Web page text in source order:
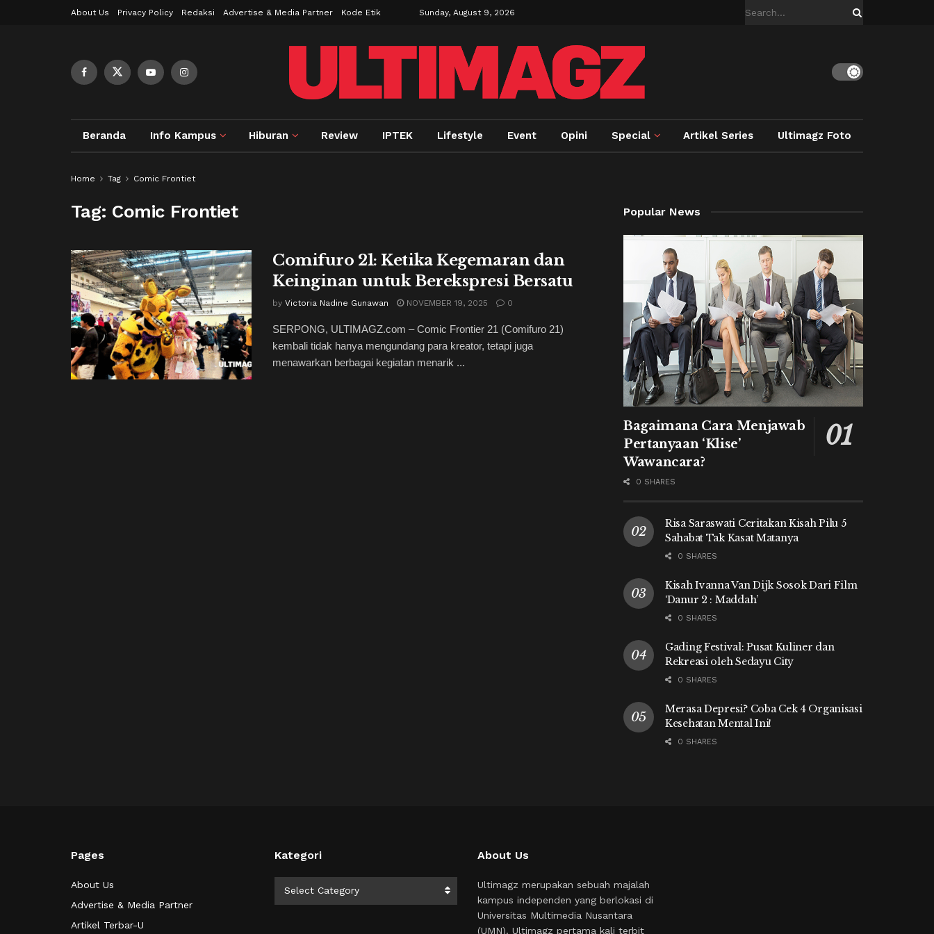
About Us Privacy Policy Redaksi Advertise & Media Partner Kode Etik Sunday, August 9, 2026
Beranda Info Kampus Hiburan Review IPTEK Lifestyle Event Opini Special Artikel Series Ultimagz Foto
Home Tag Comic Frontiet
Tag: Comic Frontiet
Comifuro 21: Ketika Kegemaran dan
Keinginan untuk Berekspresi Bersatu
by Victoria Nadine Gunawan NOVEMBER 19, 2025 0
SERPONG, ULTIMAGZ.com – Comic Frontier 21 (Comifuro 21)
kembali tidak hanya mengundang para kreator, tetapi juga
menawarkan berbagai kegiatan menarik ...
Popular News
Bagaimana Cara Menjawab
Pertanyaan ‘Klise’
Wawancara?
0 SHARES
Risa Saraswati Ceritakan Kisah Pilu 5
Sahabat Tak Kasat Matanya
0 SHARES
Kisah Ivanna Van Dijk Sosok Dari Film
‘Danur 2 : Maddah’
0 SHARES
Gading Festival: Pusat Kuliner dan
Rekreasi oleh Sedayu City
0 SHARES
Merasa Depresi? Coba Cek 4 Organisasi
Kesehatan Mental Ini!
0 SHARES
Pages
About Us
Advertise & Media Partner
Artikel Terbar-U
Kategori
Select Category
About Us
Ultimagz merupakan sebuah majalah
kampus independen yang berlokasi di
Universitas Multimedia Nusantara
(UMN). Ultimagz pertama kali terbit